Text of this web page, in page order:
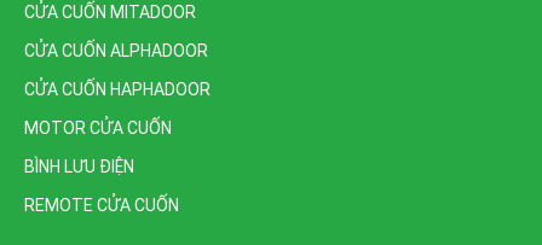
CỬA CUỐN MITADOOR
CỬA CUỐN ALPHADOOR
CỬA CUỐN HAPHADOOR
MOTOR CỬA CUỐN
BÌNH LƯU ĐIỆN
REMOTE CỬA CUỐN